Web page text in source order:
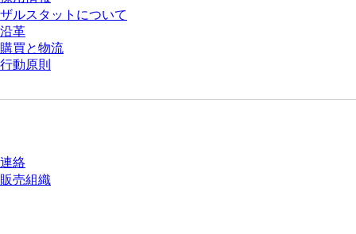
ザルスタットについて
沿革
購買と物流
行動原則
連絡
販売組織